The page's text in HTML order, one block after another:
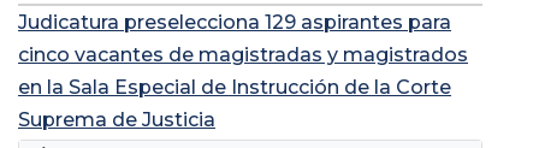
Judicatura preselecciona 129 aspirantes para
cinco vacantes de magistradas y magistrados
en la Sala Especial de Instrucción de la Corte
Suprema de Justicia